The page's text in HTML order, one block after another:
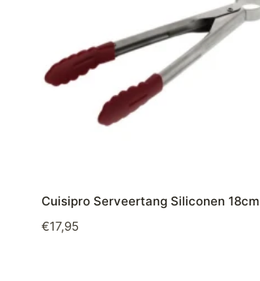
Cuisipro Serveertang Siliconen 18cm
€17,95